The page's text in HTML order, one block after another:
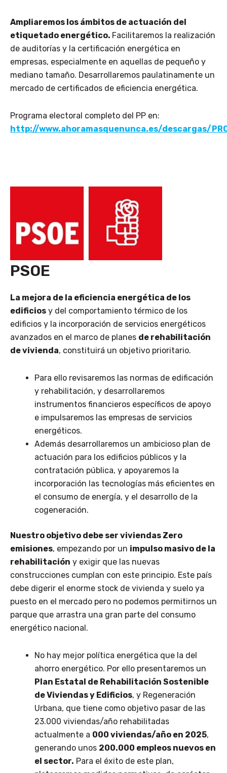
Ampliaremos los ámbitos de actuación del
etiquetado energético. Facilitaremos la realización
de auditorías y la certificación energética en
empresas, especialmente en aquellas de pequeño y
mediano tamaño. Desarrollaremos paulatinamente un
mercado de certificados de eficiencia energética.
Programa electoral completo del PP en:
http://www.ahoramasquenunca.es/descargas/
PSOE
La mejora de la eficiencia energética de los
edificios y del comportamiento térmico de los
edificios y la incorporación de servicios energéticos
avanzados en el marco de planes de rehabilitación
de vivienda, constituirá un objetivo prioritario.
Para ello revisaremos las normas de edificación
y rehabilitación, y desarrollaremos
instrumentos financieros específicos de apoyo
e impulsaremos las empresas de servicios
energéticos.
Además desarrollaremos un ambicioso plan de
actuación para los edificios públicos y la
contratación pública, y apoyaremos la
incorporación las tecnologías más eficientes en
el consumo de energía, y el desarrollo de la
cogeneración.
Nuestro objetivo debe ser viviendas Zero
emisiones, empezando por un impulso masivo de la
rehabilitación y exigir que las nuevas
construcciones cumplan con este principio. Este país
debe digerir el enorme stock de vivienda y suelo ya
puesto en el mercado pero no podemos permitirnos un
parque que arrastra una gran parte del consumo
energético nacional.
No hay mejor política energética que la del
ahorro energético. Por ello presentaremos un
Plan Estatal de Rehabilitación Sostenible
de Viviendas y Edificios, y Regeneración
Urbana, que tiene como objetivo pasar de las
23.000 viviendas/año rehabilitadas
actualmente a 000 viviendas/año en 2025,
generando unos 200.000 empleos nuevos en
el sector. Para el éxito de este plan,